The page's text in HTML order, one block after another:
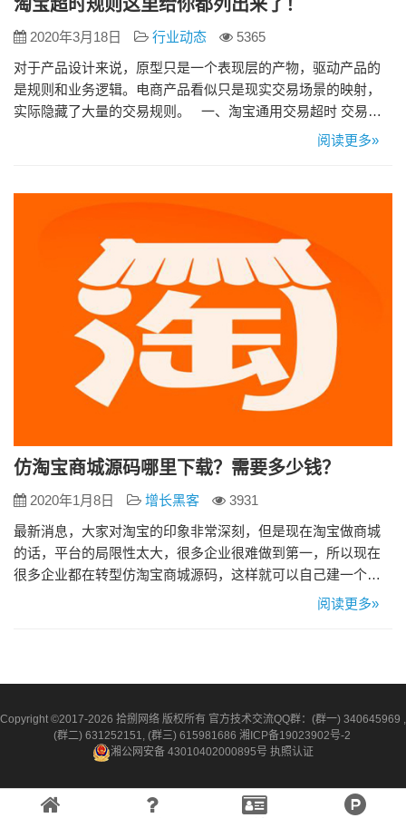
淘宝超时规则这里给你都列出来了！
2020年3月18日 行业动态
5365
对于产品设计来说，原型只是一个表现层的产物，驱动产品的
是规则和业务逻辑。电商产品看似只是现实交易场景的映射，
实际隐藏了大量的交易规则。 一、淘宝通用交易超时 交易状
态：等待买家付款 角色： 买家 买家自拍下商品之时起一天内未
限内确认收货且未申请退款的，默认买家已收到货…
阅读更多»
仿淘宝商城源码哪里下载？需要多少钱？
2020年1月8日 增长黑客
3931
最新消息，大家对淘宝的印象非常深刻，但是现在淘宝做商城
的话，平台的局限性太大，很多企业很难做到第一，所以现在
很多企业都在转型仿淘宝商城源码，这样就可以自己建一个商
城了。 1、仿淘宝商城源码建设商城方便快捷 传统企业开店要
物流程很快 用…
阅读更多»
Copyright ©2017-2026 拾捌网络 版权所有 官方技术交流QQ群：(群一) 340645969 ,
(群二) 631252151, (群三) 615981686 湘ICP备19023902号-2
湘公网安备 43010402000895号 执照认证